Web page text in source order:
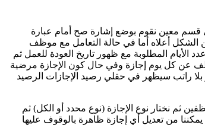
قسم معين نقوم بوضع إشارة صح أمام عبارة
وضع نفس الإشارة أمام عبارة “إجازة لكل الموظفين” عندئذ سيظهر حقل اختيار القسم فنقوم باختيار القسم المطلوب (الصورة رقم 5) من الشكل أعلاه أما في حالة التعامل مع موظف
الأيام المطلوبة مع ظهور تاريخ العودة للعمل ثم
سيحسم اجرة يوم على الموظف عن كل يوم إجازة وفي حال كون الإجازة مرضية
راتب سيظهر في حقلي رصيد الإجازات الرصيد
ثم نختار نوع الإجازة (نوع محدد أو الكل) ثم
من تعديل أي إجازة ظاهرة بالوقوف عليها